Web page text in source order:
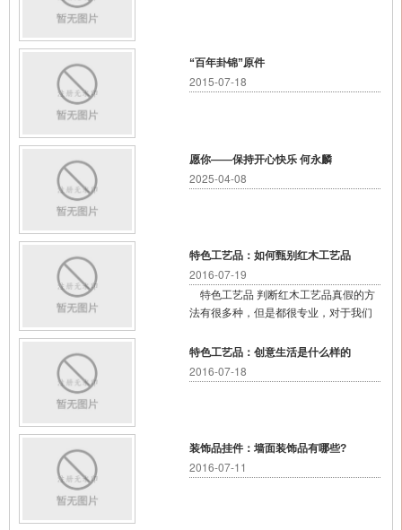
“百年卦锦”原件
2015-07-18
愿你——保持开心快乐 何永麟
2025-04-08
特色工艺品：如何甄别红木工艺品
2016-07-19
特色工艺品 判断红木工艺品真假的方
法有很多种，但是都很专业，对于我们
特色工艺品：创意生活是什么样的
2016-07-18
装饰品挂件：墙面装饰品有哪些?
2016-07-11